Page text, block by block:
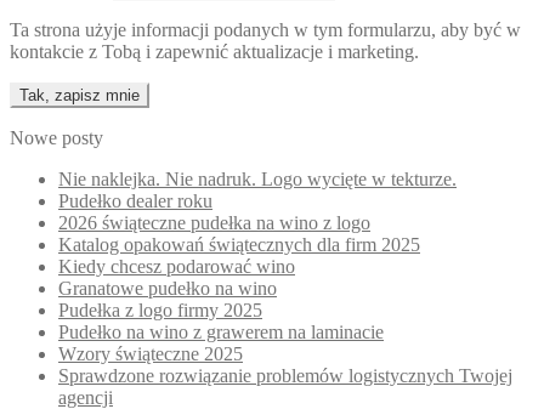
Ta strona użyje informacji podanych w tym formularzu, aby być w
kontakcie z Tobą i zapewnić aktualizacje i marketing.
Nowe posty
Nie naklejka. Nie nadruk. Logo wycięte w tekturze.
Pudełko dealer roku
2026 świąteczne pudełka na wino z logo
Katalog opakowań świątecznych dla firm 2025
Kiedy chcesz podarować wino
Granatowe pudełko na wino
Pudełka z logo firmy 2025
Pudełko na wino z grawerem na laminacie
Wzory świąteczne 2025
Sprawdzone rozwiązanie problemów logistycznych Twojej
agencji